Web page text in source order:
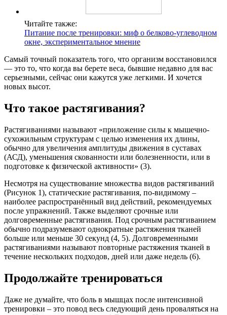
Читайте также:
Питание после тренировки: миф о белково-углеводном
окне, экспериментальное мнение
Самый точный показатель того, что организм восстановился
— это то, что когда вы берете веса, бывшие недавно для вас
серьезными, сейчас они кажутся уже легкими. И хочется
новых высот.
Что такое растягивания?
Растягиваниями называют «приложение силы к мышечно-
сухожильным структурам с целью изменения их длины,
обычно для увеличения амплитуды движения в суставах
(АСД), уменьшения скованности или болезненности, или в
подготовке к физической активности» (3).
Несмотря на существование множества видов растягиваний
(Рисунок 1), статические растягивания, по-видимому –
наиболее распространённый вид действий, рекомендуемых
после упражнений. Также выделяют срочные или
долговременные растягивания. Под срочным растягиванием
обычно подразумевают однократные растяжения тканей
больше или меньше 30 секунд (4, 5). Долговременными
растягиваниями называют повторные растяжения тканей в
течение нескольких подходов, дней или даже недель (6).
Продолжайте тренироваться
Даже не думайте, что боль в мышцах после интенсивной
тренировки – это повод весь следующий день проваляться на